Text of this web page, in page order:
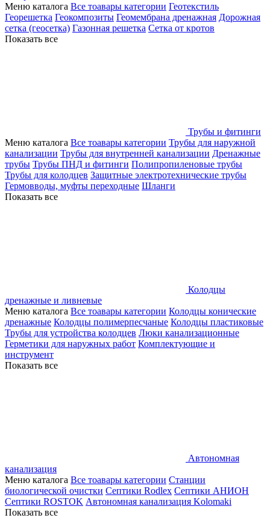
Меню каталога Все тоавары категории Геотекстиль
Георешетка Геокомпозиты Геомембрана дренажная Дорожная
сетка (геосетка) Газонная решетка Сетка от кротов
Показать все
Трубы и фитинги
Меню каталога Все тоавары категории Трубы для наружной
канализации Трубы для внутренней канализации Дренажные
трубы Трубы ПНД и фитинги Полипропиленовые трубы
Трубы для колодцев Защитные электротехнические трубы
Гермовводы, муфты переходные Шланги
Показать все
Колодцы
дренажные и ливневые
Меню каталога Все тоавары категории Колодцы конические
дренажные Колодцы полимерпесчаные Колодцы пластиковые
Трубы для устройства колодцев Люки канализационные
Герметики для наружных работ Комплектующие и
инструмент
Показать все
Автономная
канализация
Меню каталога Все тоавары категории Станции
биологической очистки Септики Rodlex Септики АНИОН
Септики ROSTOK Автономная канализация Kolomaki
Показать все